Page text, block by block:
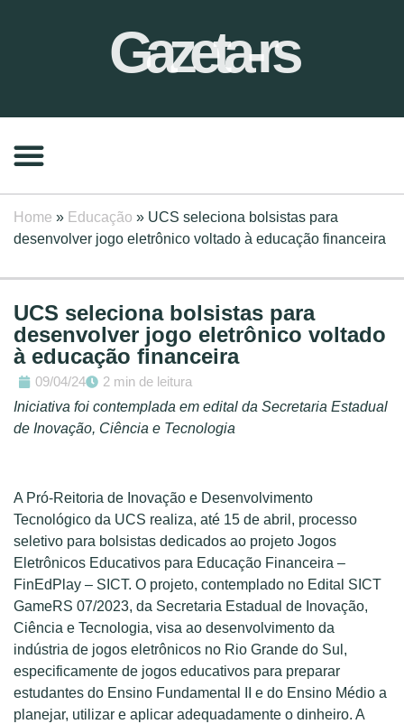
Gazeta-rs
Home » Educação » UCS seleciona bolsistas para
desenvolver jogo eletrônico voltado à educação financeira
UCS seleciona bolsistas para
desenvolver jogo eletrônico voltado
à educação financeira
09/04/24
2 min de leitura
Iniciativa foi contemplada em edital da Secretaria Estadual
de Inovação, Ciência e Tecnologia
A Pró-Reitoria de Inovação e Desenvolvimento
Tecnológico da UCS realiza, até 15 de abril, processo
seletivo para bolsistas dedicados ao projeto Jogos
Eletrônicos Educativos para Educação Financeira –
FinEdPlay – SICT. O projeto, contemplado no Edital SICT
GameRS 07/2023, da Secretaria Estadual de Inovação,
Ciência e Tecnologia, visa ao desenvolvimento da
indústria de jogos eletrônicos no Rio Grande do Sul,
especificamente de jogos educativos para preparar
estudantes do Ensino Fundamental II e do Ensino Médio a
planejar, utilizar e aplicar adequadamente o dinheiro. A